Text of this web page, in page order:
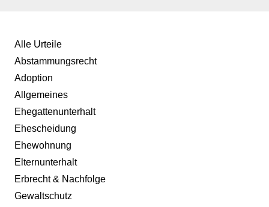
Alle Urteile
Abstammungsrecht
Adoption
Allgemeines
Ehegattenunterhalt
Ehescheidung
Ehewohnung
Elternunterhalt
Erbrecht & Nachfolge
Gewaltschutz